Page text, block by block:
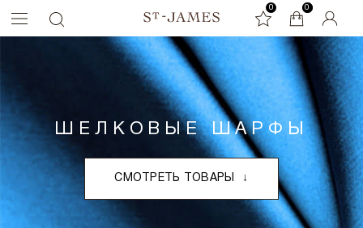
0 0
0
ШЕЛКОВЫЕ ШАРФЫ
СМОТРЕТЬ ТОВАРЫ ↓